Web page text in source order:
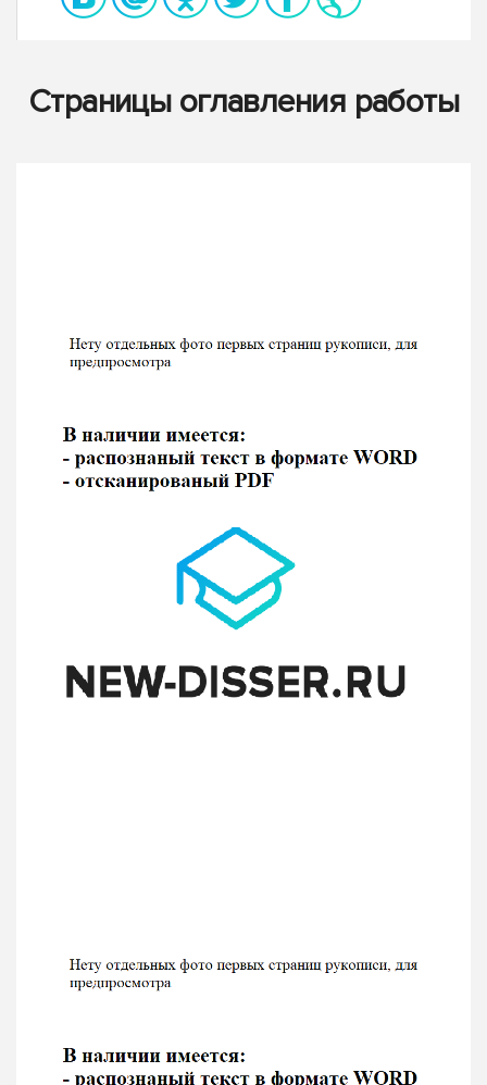
Страницы оглавления работы